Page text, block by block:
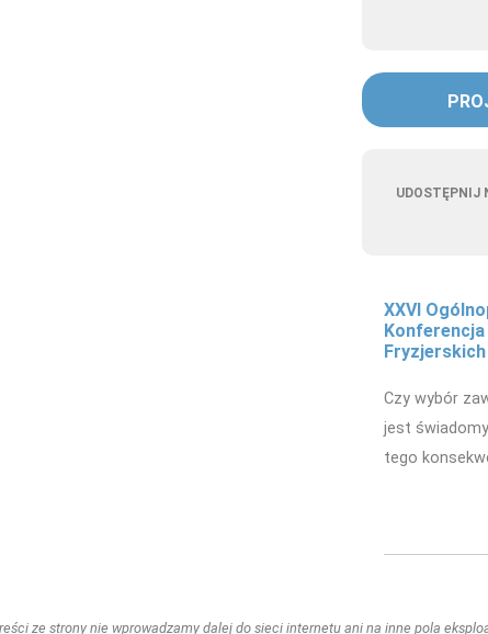
UDOSTĘPNIJ
XXVI
Fryzjerskich
Czy wybór
jest
tego
ze strony nie wprowadzamy dalej do sieci internetu ani na inne pola